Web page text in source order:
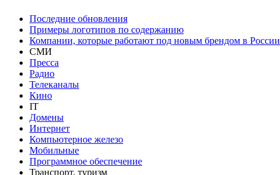
Последние обновления
Примеры логотипов по содержанию
Компании, которые работают под новым брендом в России
СМИ
Пресса
Радио
Телеканалы
Кино
IT
Домены
Интернет
Компьютерное железо
Мобильные
Программное обеспечение
Транспорт, туризм